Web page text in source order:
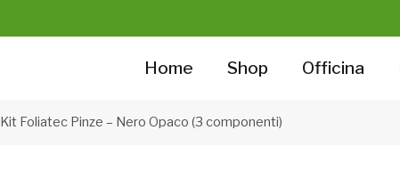
Home Shop Officina
Kit Foliatec Pinze – Nero Opaco (3 componenti)